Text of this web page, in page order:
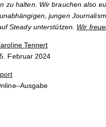
zu halten. Wir brauchen also
jungen
Steady unterstützen. Wir
Tennert
Februar 2024